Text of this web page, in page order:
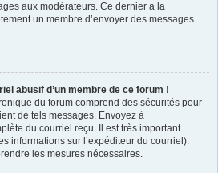
aux modérateurs. Ce dernier a la
un membre d’envoyer des messages
abusif d’un membre de ce forum !
du forum comprend des sécurités pour
de tels messages. Envoyez à
du courriel reçu. Il est très important
informations sur l’expéditeur du courriel).
les mesures nécessaires.